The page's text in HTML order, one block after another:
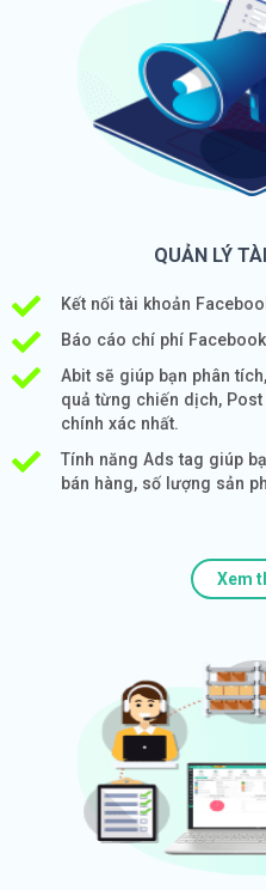
QUẢN LÝ
Kết nối tài khoản
Báo cáo chí phí
Abit sẽ giúp bạn phân
quả từng chiến dịch,
chính xác nhất.
Tính năng Ads tag giúp
bán hàng, số lượng sản
Xem